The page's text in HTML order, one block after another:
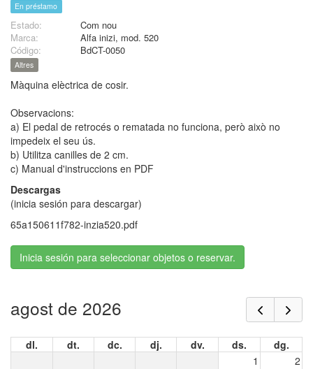
En préstamo
Estado:
Com nou
Marca:
Alfa inizi, mod. 520
Código:
BdCT-0050
Altres
Màquina elèctrica de cosir.
Observacions:
a) El pedal de retrocés o rematada no funciona, però això no
impedeix el seu ús.
b) Utilitza canilles de 2 cm.
c) Manual d'instruccions en PDF
Descargas
(inicia sesión para descargar)
65a150611f782-inzia520.pdf
Inicia sesión para seleccionar objetos o reservar.
agost de 2026
dl. dt. dc. dj. dv. ds.
dg.
1
2